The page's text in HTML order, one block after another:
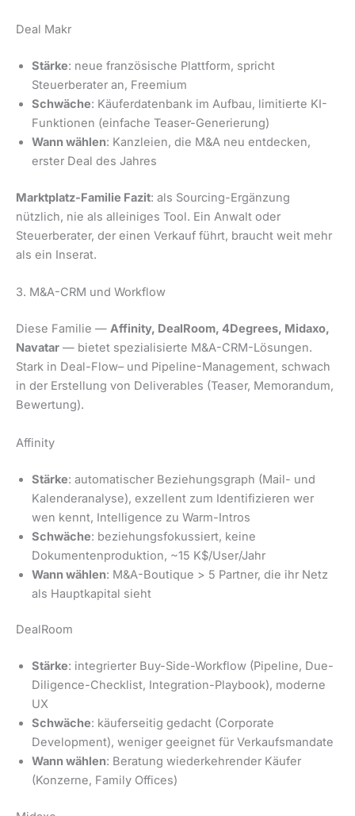
Deal Makr
Stärke: neue französische Plattform, spricht
Steuerberater an, Freemium
Schwäche: Käuferdatenbank im Aufbau, limitierte KI-
Funktionen (einfache Teaser-Generierung)
Wann wählen: Kanzleien, die M&A neu entdecken,
erster Deal des Jahres
Marktplatz-Familie Fazit: als Sourcing-Ergänzung
nützlich, nie als alleiniges Tool. Ein Anwalt oder
Steuerberater, der einen Verkauf führt, braucht weit mehr
als ein Inserat.
3. M&A-CRM und Workflow
Diese Familie — Affinity, DealRoom, 4Degrees, Midaxo,
Navatar — bietet spezialisierte M&A-CRM-Lösungen.
Stark in Deal-Flow– und Pipeline-Management, schwach
in der Erstellung von Deliverables (Teaser, Memorandum,
Bewertung).
Affinity
Stärke: automatischer Beziehungsgraph (Mail- und
Kalenderanalyse), exzellent zum Identifizieren wer
wen kennt, Intelligence zu Warm-Intros
Schwäche: beziehungsfokussiert, keine
Dokumentenproduktion, ~15 K$/User/Jahr
Wann wählen: M&A-Boutique > 5 Partner, die ihr Netz
als Hauptkapital sieht
DealRoom
Stärke: integrierter Buy-Side-Workflow (Pipeline, Due-
Diligence-Checklist, Integration-Playbook), moderne
UX
Schwäche: käuferseitig gedacht (Corporate
Development), weniger geeignet für Verkaufsmandate
Wann wählen: Beratung wiederkehrender Käufer
(Konzerne, Family Offices)